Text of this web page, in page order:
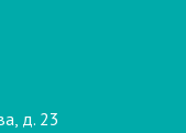
д. 23